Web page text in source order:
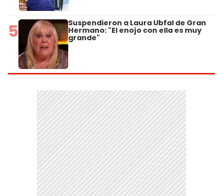
5 Suspendieron a Laura Ubfal de Gran
Hermano: "El enojo con ella es muy
grande"